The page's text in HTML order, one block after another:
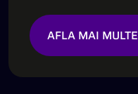
AFLA MAI MULTE